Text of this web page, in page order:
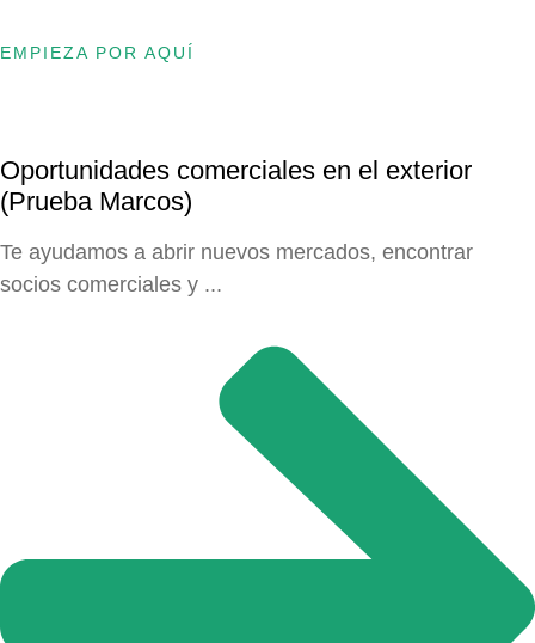
EMPIEZA POR AQUÍ
Oportunidades comerciales en el exterior
(Prueba Marcos)
Te ayudamos a abrir nuevos mercados, encontrar
socios comerciales y ...